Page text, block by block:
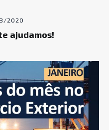
2020
ajudamos!